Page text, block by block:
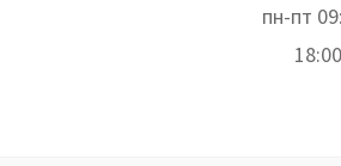
пн-пт
18:00